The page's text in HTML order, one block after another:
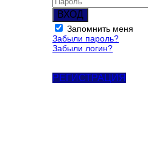
ВХОД
Запомнить меня
Забыли пароль?
Забыли логин?
РЕГИСТРАЦИЯ